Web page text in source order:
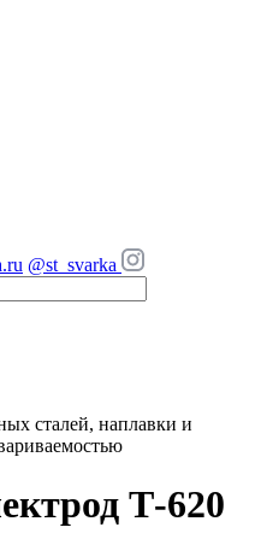
@st_svarka
сталей, наплавки и
Т-620